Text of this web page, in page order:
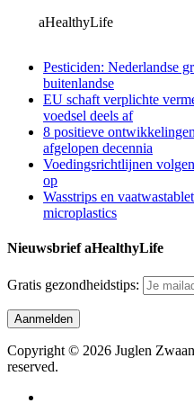
aHealthyLife
Pesticiden: Nederlandse
buitenlandse
EU schaft verplichte
voedsel deels af
8 positieve
afgelopen decennia
Voedingsrichtlijnen
op
Wasstrips en
microplastics
Nieuwsbrief aHealthyLife
Gratis gezondheidstips:
Copyright © 2026 Juglen
reserved.